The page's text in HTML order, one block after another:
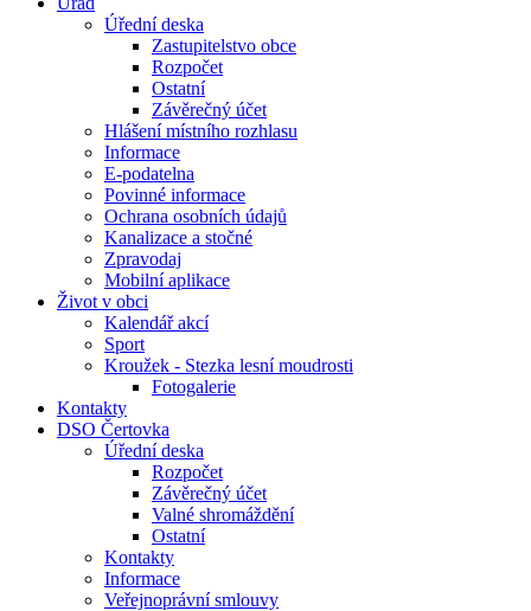
Úřední deska
Zastupitelstvo obce
Rozpočet
Ostatní
Závěrečný účet
Hlášení místního rozhlasu
Informace
E-podatelna
Povinné informace
Ochrana osobních údajů
Kanalizace a stočné
Zpravodaj
Mobilní aplikace
Život v obci
Kalendář akcí
Sport
Kroužek - Stezka lesní moudrosti
Fotogalerie
Kontakty
DSO Čertovka
Úřední deska
Rozpočet
Závěrečný účet
Valné shromáždění
Ostatní
Kontakty
Informace
Veřejnoprávní smlouvy